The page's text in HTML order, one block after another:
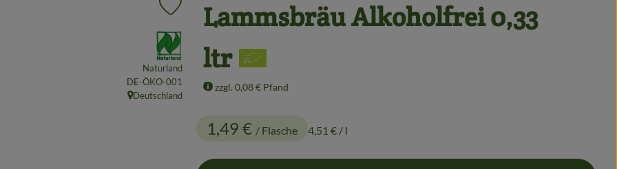
Lammsbräu Alkoholfrei 0,33
ltr
zzgl. 0,08 € Pfand
1,49 € / Flasche 4,51 € / l
Produkt zu Favouriten hinzufügen
, Verband:
Naturland
, Kontrollstelle:
DE-ÖKO-001
, Herkunft:
Deutschland